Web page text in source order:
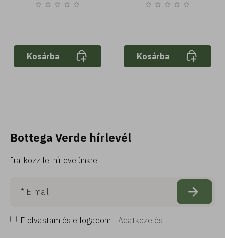
Kosárba Kosárba
Bottega Verde hírlevél
Iratkozz fel hírlevelünkre!
Elolvastam és elfogadom : Adatkezelés